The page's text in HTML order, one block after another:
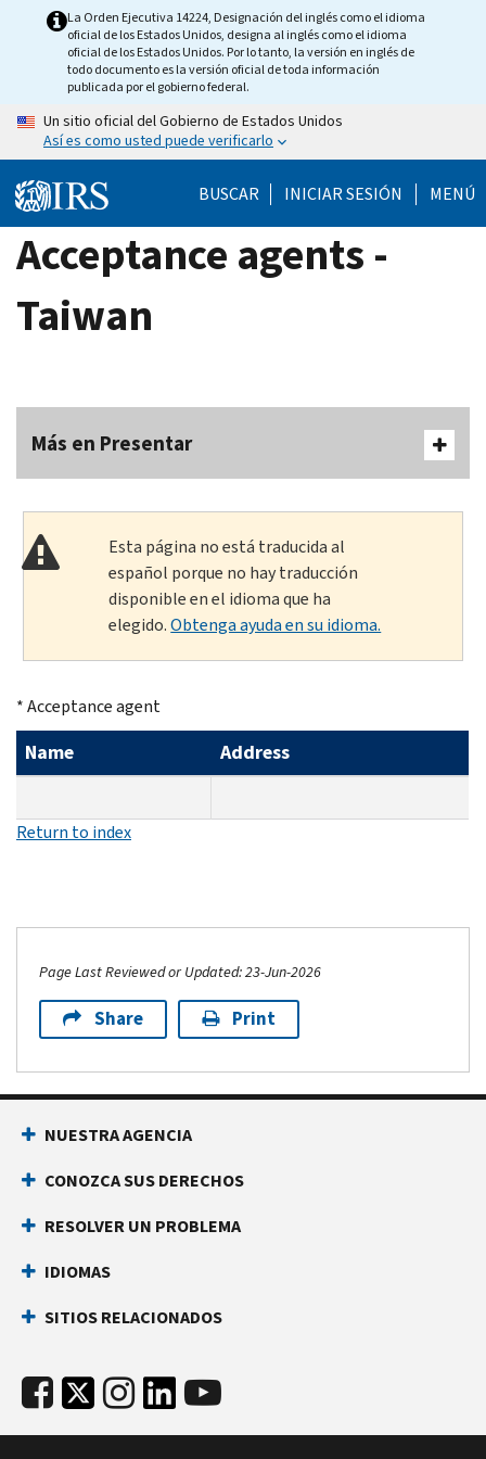
La Orden Ejecutiva 14224, Designación del inglés como el idioma
oficial de los Estados Unidos, designa al inglés como el idioma
oficial de los Estados Unidos. Por lo tanto, la versión en inglés de
todo documento es la versión oficial de toda información
publicada por el gobierno federal.
Un sitio oficial del Gobierno de Estados Unidos
Así es como usted puede verificarlo
BUSCAR INICIAR SESIÓN MENÚ
Acceptance agents -
Taiwan
Más en Presentar
Esta página no está traducida al
español porque no hay traducción
disponible en el idioma que ha
elegido.Obtenga ayuda en su idioma.
* Acceptance agent
Name Address
Return to index
Page Last Reviewed or Updated: 23-Jun-2026
Share Print
NUESTRA AGENCIA
CONOZCA SUS DERECHOS
RESOLVER UN PROBLEMA
IDIOMAS
SITIOS RELACIONADOS